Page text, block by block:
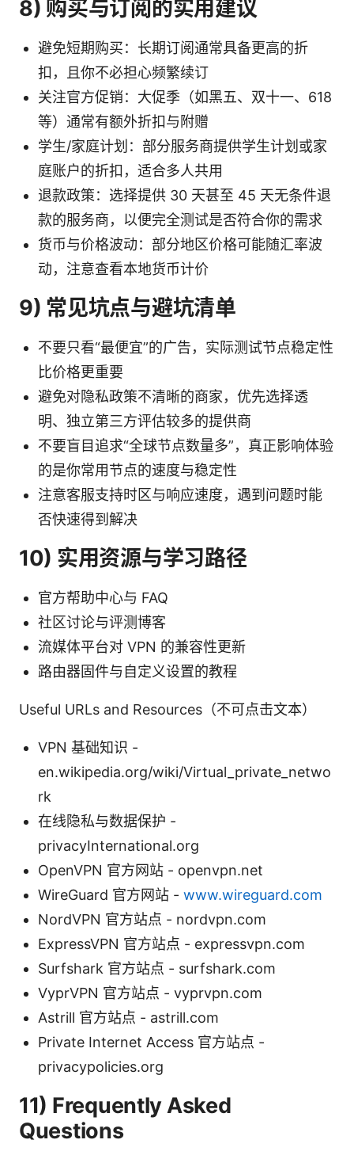
8) 购买与订阅的实用建议
避免短期购买：长期订阅通常具备更高的折
扣，且你不必担心频繁续订
关注官方促销：大促季（如黑五、双十一、618
等）通常有额外折扣与附赠
学生/家庭计划：部分服务商提供学生计划或家
庭账户的折扣，适合多人共用
退款政策：选择提供 30 天甚至 45 天无条件退
款的服务商，以便完全测试是否符合你的需求
货币与价格波动：部分地区价格可能随汇率波
动，注意查看本地货币计价
9) 常见坑点与避坑清单
不要只看“最便宜”的广告，实际测试节点稳定性
比价格更重要
避免对隐私政策不清晰的商家，优先选择透
明、独立第三方评估较多的提供商
不要盲目追求“全球节点数量多”，真正影响体验
的是你常用节点的速度与稳定性
注意客服支持时区与响应速度，遇到问题时能
否快速得到解决
10) 实用资源与学习路径
官方帮助中心与 FAQ
社区讨论与评测博客
流媒体平台对 VPN 的兼容性更新
路由器固件与自定义设置的教程
Useful URLs and Resources（不可点击文本）
VPN 基础知识 -
en.wikipedia.org/wiki/Virtual_private_netwo
rk
在线隐私与数据保护 -
privacyInternational.org
OpenVPN 官方网站 - openvpn.net
WireGuard 官方网站 - www.wireguard.com
NordVPN 官方站点 - nordvpn.com
ExpressVPN 官方站点 - expressvpn.com
Surfshark 官方站点 - surfshark.com
VyprVPN 官方站点 - vyprvpn.com
Astrill 官方站点 - astrill.com
Private Internet Access 官方站点 -
privacypolicies.org
11) Frequently Asked
Questions